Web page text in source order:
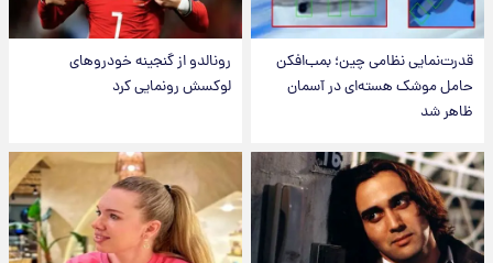
قدرت‌نمایی نظامی چین؛ بمب‌افکن
حامل موشک هسته‌ای در آسمان
ظاهر شد
رونالدو از گنجینه خودروهای
لوکسش رونمایی کرد